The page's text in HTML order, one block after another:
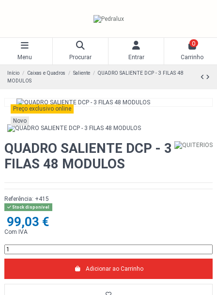
Menu Procurar Entrar
0
Carrinho
Início Caixas e Quadros Saliente
QUADRO SALIENTE DCP - 3 FILAS 48
MODULOS
Preço exclusivo online
Novo
QUADRO SALIENTE DCP - 3
FILAS 48 MODULOS
Referência: +415
Stock disponível
99,03 €
Com IVA
Adicionar ao Carrinho